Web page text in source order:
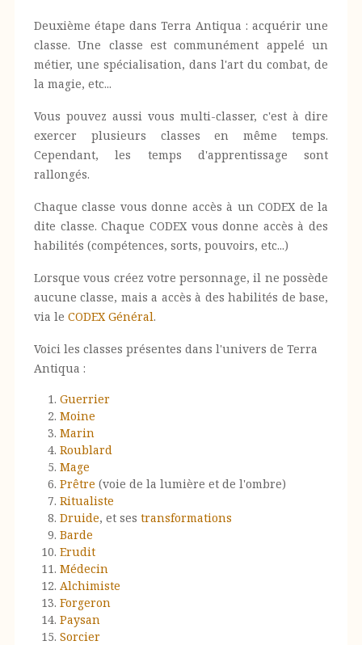
Deuxième étape dans Terra Antiqua : acquérir une
classe. Une classe est communément appelé un
métier, une spécialisation, dans l'art du combat, de
la magie, etc...
Vous pouvez aussi vous multi-classer, c'est à dire
exercer plusieurs classes en même temps.
Cependant, les temps d'apprentissage sont
rallongés.
Chaque classe vous donne accès à un CODEX de la
dite classe. Chaque CODEX vous donne accès à des
habilités (compétences, sorts, pouvoirs, etc...)
Lorsque vous créez votre personnage, il ne possède
aucune classe, mais a accès à des habilités de base,
via le CODEX Général.
Voici les classes présentes dans l'univers de Terra
Antiqua :
Guerrier
Moine
Marin
Roublard
Mage
Prêtre (voie de la lumière et de l'ombre)
Ritualiste
Druide, et ses transformations
Barde
Erudit
Médecin
Alchimiste
Forgeron
Paysan
Sorcier